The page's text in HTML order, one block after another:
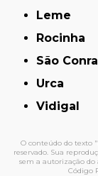
Leme
Rocinha
São
Urca
Vidigal
O conteúdo do texto "
reservado. Sua
sem a autorização do
Código